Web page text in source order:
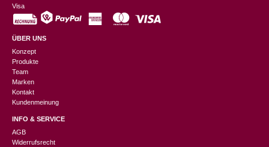
Visa
ÜBER UNS
Konzept
Produkte
Team
Marken
Kontakt
Kundenmeinung
INFO & SERVICE
AGB
Widerrufsrecht